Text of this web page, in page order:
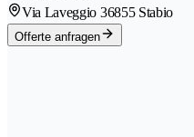
Via Laveggio 36855 Stabio
Offerte anfragen